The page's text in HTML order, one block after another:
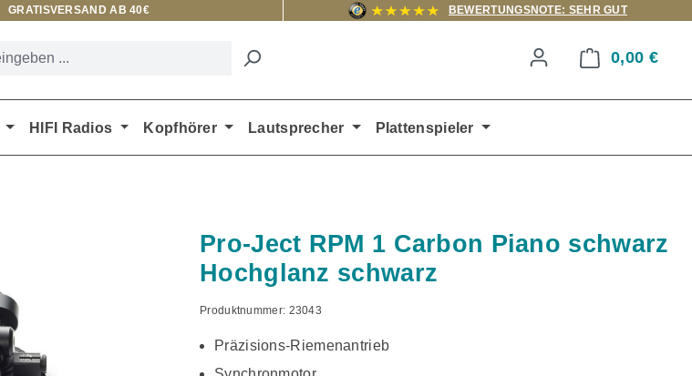
GRATISVERSAND AB 40€ BEWERTUNGSNOTE: SEHR GUT
0,00 €
HIFI Radios Kopfhörer Lautsprecher Plattenspieler
Pro-Ject RPM 1 Carbon Piano schwarz
Hochglanz schwarz
Produktnummer: 23043
Präzisions-Riemenantrieb